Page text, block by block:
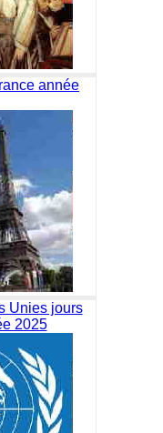
année
Unies jours
2025